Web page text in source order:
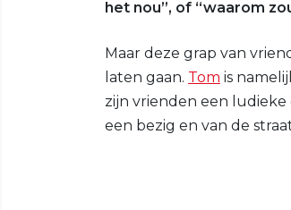
het nou”, of “waarom
Maar deze grap van
laten gaan. Tom is
zijn vrienden een ludieke
een bezig en van de